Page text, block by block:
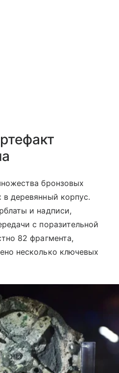
бронзовых
деревянный корпус.
и надписи,
с поразительной
82 фрагмента,
несколько ключевых